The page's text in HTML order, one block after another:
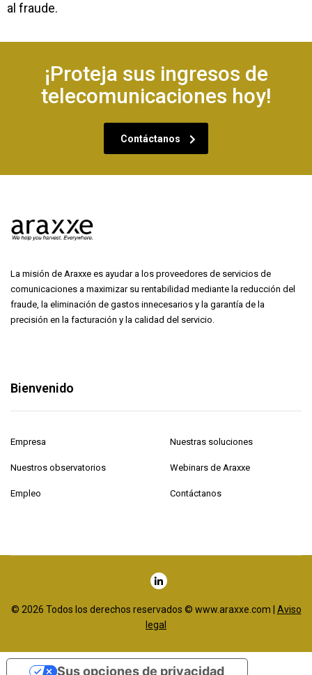
al fraude.
¡Proteja sus ingresos de
telecomunicaciones hoy!
Contáctanos
La misión de Araxxe es ayudar a los proveedores de servicios de
comunicaciones a maximizar su rentabilidad mediante la reducción del
fraude, la eliminación de gastos innecesarios y la garantía de la
precisión en la facturación y la calidad del servicio.
Bienvenido
Empresa Nuestras soluciones
Nuestros observatorios Webinars de Araxxe
Empleo Contáctanos
© 2026 Todos los derechos reservados © www.araxxe.com | Aviso
legal
Sus opciones de privacidad